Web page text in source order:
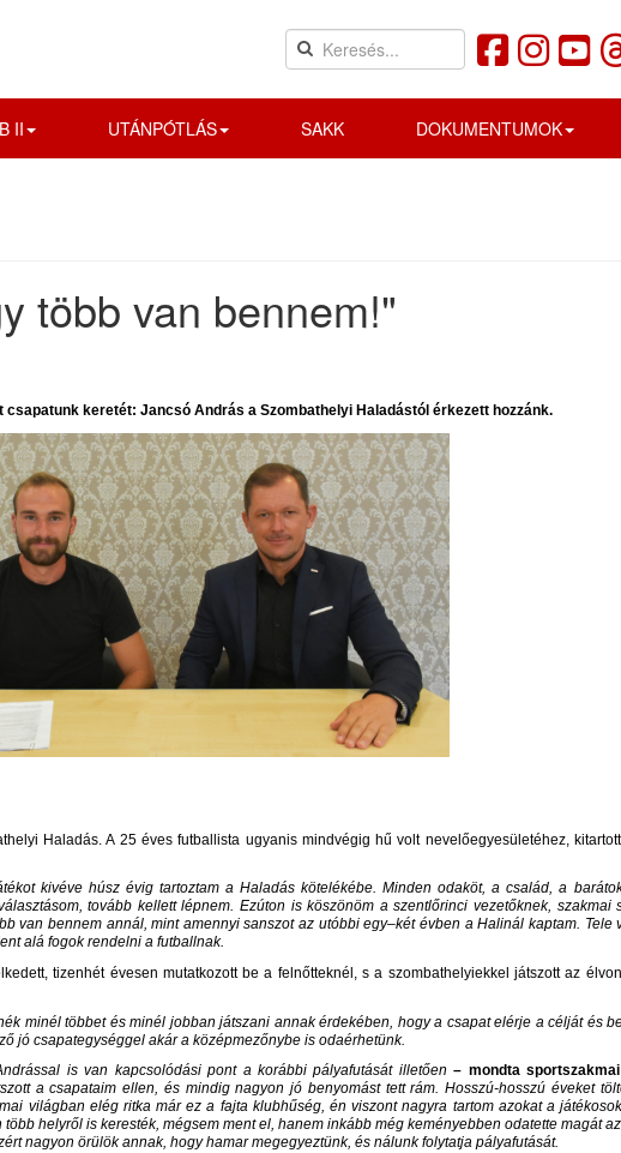
II UTÁNPÓTLÁS SAKK DOKUMENTUMOK
több van bennem!"
keretét: Jancsó András a Szombathelyi Haladástól érkezett hozzánk.
Haladás. A 25 éves futballista ugyanis mindvégig hű volt nevelőegyesületéhez,
kivéve húsz évig tartoztam a Haladás kötelékébe. Minden odaköt, a család, a
tovább kellett lépnem. Ezúton is köszönöm a szentlőrinci vezetőknek, szakmai
van bennem annál, mint amennyi sanszot az utóbbi egy–két évben a Halinál kaptam. Tele
alá fogok rendelni a futballnak.
tizenhét évesen mutatkozott be a felnőtteknél, s a szombathelyiekkel játszott az
minél többet és minél jobban játszani annak érdekében, hogy a csapat elérje a célját és
jó csapategységgel akár a középmezőnybe is odaérhetünk.
is van kapcsolódási pont a korábbi pályafutását illetően– mondta
a csapataim ellen, és mindig nagyon jó benyomást tett rám. Hosszú-hosszú éveket
világban elég ritka már ez a fajta klubhűség, én viszont nagyra tartom azokat a
helyről is keresték, mégsem ment el, hanem inkább még keményebben odatette magát
nagyon örülök annak, hogy hamar megegyeztünk, és nálunk folytatja pályafutását.